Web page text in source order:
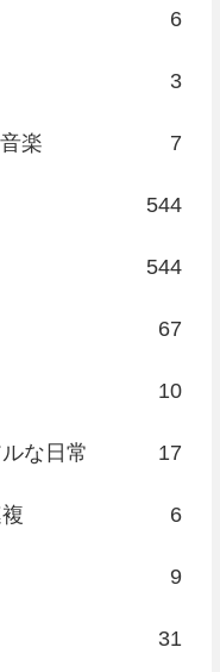
6
3
楽 7
544
544
67
10
な日常 17
6
9
31